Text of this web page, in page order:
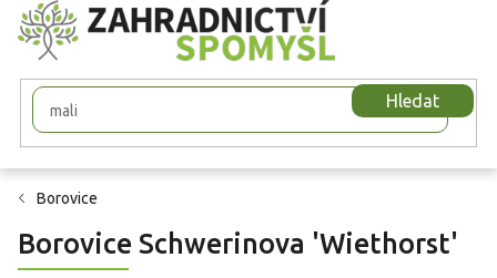
Přejít
na
obsah
Hledat
Borovice
Borovice Schwerinova 'Wiethorst'